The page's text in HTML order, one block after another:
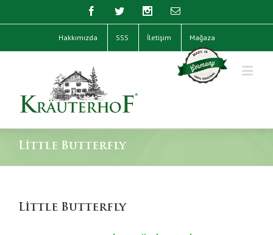
Hakkımızda SSS İletişim Mağaza
Little Butterfly
Little Butterfly